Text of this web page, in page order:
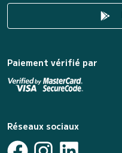
Paiement vérifié par
Réseaux sociaux